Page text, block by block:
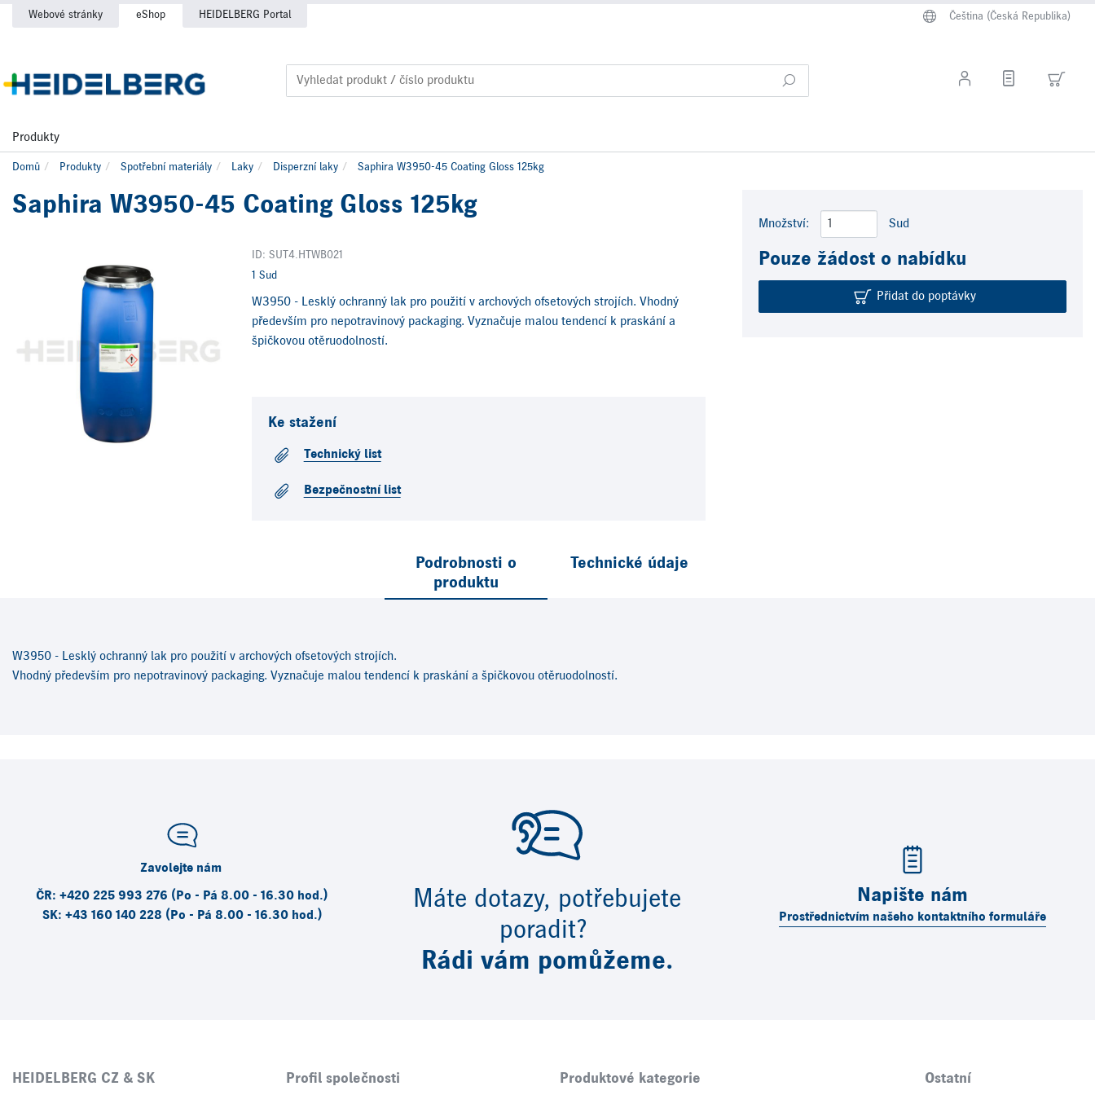
Webové stránky eShop HEIDELBERG Portal
Produkty
Čeština (Česká Republika)
Domů Produkty Spotřební materiály Laky Disperzní laky Saphira W3950-45 Coating Gloss 125kg
Saphira W3950-45 Coating Gloss 125kg
ID: SUT4.HTWB021
1 Sud
W3950 - Lesklý ochranný lak pro použití v archových ofsetových strojích. Vhodný
především pro nepotravinový packaging. Vyznačuje malou tendencí k praskání a
špičkovou otěruodolností.
Ke stažení
Technický list
Bezpečnostní list
Množství: Sud
Pouze žádost o nabídku
Přidat do poptávky
Podrobnosti o
produktu
Technické údaje
W3950 - Lesklý ochranný lak pro použití v archových ofsetových strojích.
Vhodný především pro nepotravinový packaging. Vyznačuje malou tendencí k praskání a špičkovou otěruodolností.
Máte dotazy, potřebujete
poradit?
Rádi vám pomůžeme.
Zavolejte nám
ČR: +420 225 993 276 (Po - Pá 8.00 - 16.30 hod.)
SK: +43 160 140 228 (Po - Pá 8.00 - 16.30 hod.)
Napište nám
Prostřednictvím našeho kontaktního formuláře
HEIDELBERG CZ & SK Profil společnosti Produktové kategorie Ostatní